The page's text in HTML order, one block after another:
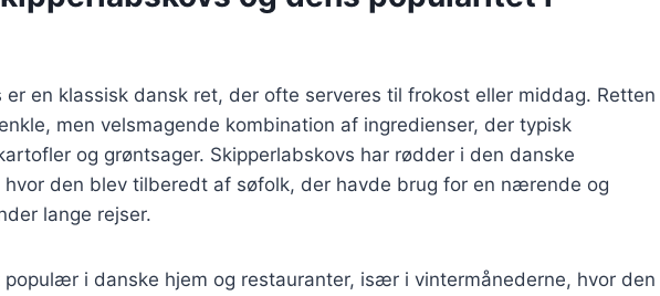
er en klassisk dansk ret, der ofte serveres til frokost eller middag. Retten
men velsmagende kombination af ingredienser, der typisk
og grøntsager. Skipperlabskovs har rødder i den danske
den blev tilberedt af søfolk, der havde brug for en nærende og
lange rejser.
populær i danske hjem og restauranter, især i vintermånederne, hvor den